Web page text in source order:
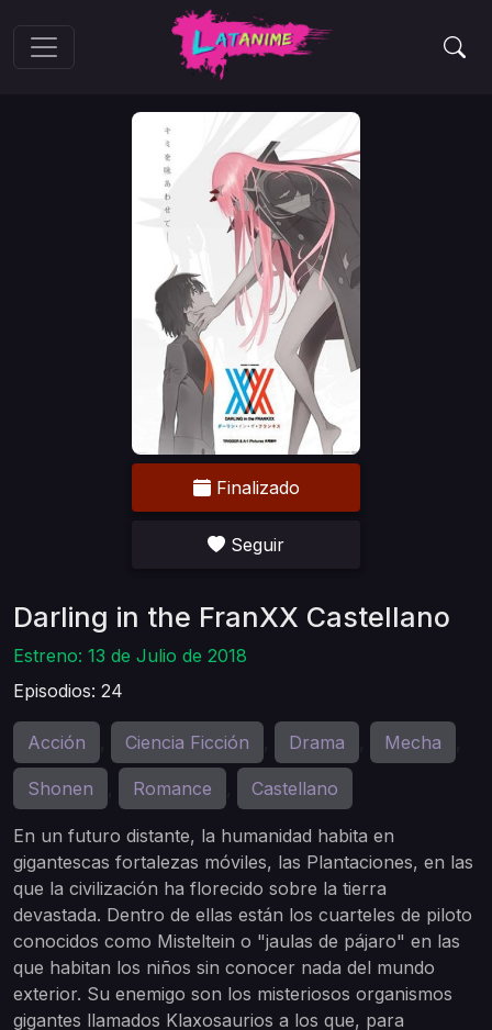
Finalizado
Seguir
Darling in the FranXX Castellano
Estreno: 13 de Julio de 2018
Episodios: 24
Acción Ciencia Ficción Drama Mecha
Shonen Romance Castellano
En un futuro distante, la humanidad habita en
gigantescas fortalezas móviles, las Plantaciones, en las
que la civilización ha florecido sobre la tierra
devastada. Dentro de ellas están los cuarteles de piloto
conocidos como Misteltein o "jaulas de pájaro" en las
que habitan los niños sin conocer nada del mundo
exterior. Su enemigo son los misteriosos organismos
gigantes llamados Klaxosaurios a los que, para